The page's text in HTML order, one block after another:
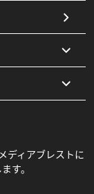
ディアブレストに
す。